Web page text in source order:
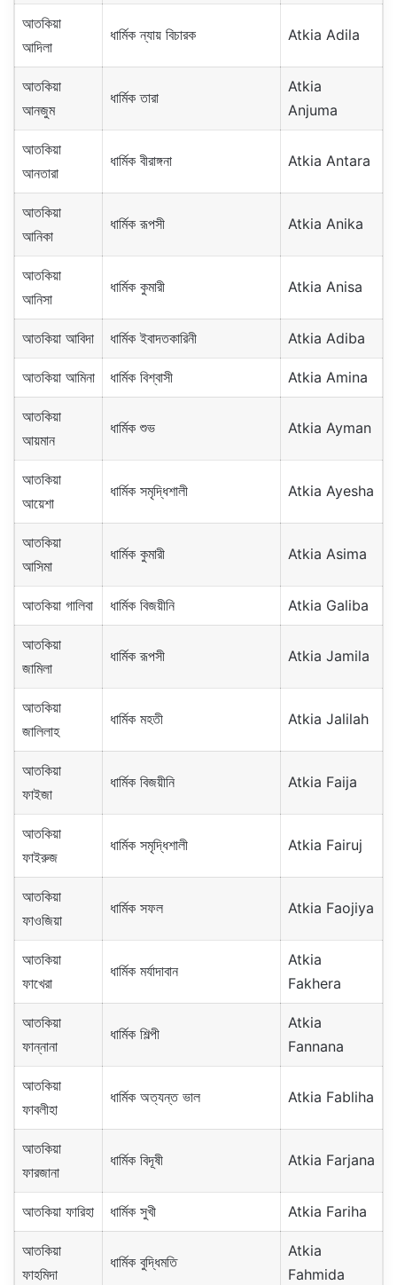
আতকিয়া
আদিলা
ধার্মিক ন্যায় বিচারক Atkia Adila
আতকিয়া
আনজুম
ধার্মিক তারা
Atkia
Anjuma
আতকিয়া
আনতারা
ধার্মিক বীরাঙ্গনা Atkia Antara
আতকিয়া
আনিকা
ধার্মিক রূপসী Atkia Anika
আতকিয়া
আনিসা
ধার্মিক কুমারী Atkia Anisa
আতকিয়া আবিদা ধার্মিক ইবাদতকারিনী Atkia Adiba
আতকিয়া আমিনা ধার্মিক বিশ্বাসী Atkia Amina
আতকিয়া
আয়মান
ধার্মিক শুভ Atkia Ayman
আতকিয়া
আয়েশা
ধার্মিক সমৃদ্ধিশালী Atkia Ayesha
আতকিয়া
আসিমা
ধার্মিক কুমারী Atkia Asima
আতকিয়া গালিবা ধার্মিক বিজয়ীনি Atkia Galiba
আতকিয়া
জামিলা
ধার্মিক রূপসী Atkia Jamila
আতকিয়া
জালিলাহ
ধার্মিক মহতী Atkia Jalilah
আতকিয়া
ফাইজা
ধার্মিক বিজয়ীনি Atkia Faija
আতকিয়া
ফাইরুজ
ধার্মিক সমৃদ্ধিশালী Atkia Fairuj
আতকিয়া
ফাওজিয়া
ধার্মিক সফল Atkia Faojiya
আতকিয়া
ফাখেরা
ধার্মিক মর্যাদাবান
Atkia
Fakhera
আতকিয়া
ফান্নানা
ধার্মিক শিল্পী
Atkia
Fannana
আতকিয়া
ফাবলীহা
ধার্মিক অত্যন্ত ভাল Atkia Fabliha
আতকিয়া
ফারজানা
ধার্মিক বিদূষী Atkia Farjana
আতকিয়া ফারিহা ধার্মিক সুখী Atkia Fariha
আতকিয়া
ফাহমিদা
ধার্মিক বুদ্ধিমতি
Atkia
Fahmida